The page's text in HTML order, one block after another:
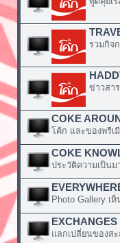
รวมกิจ
ข่าวสา
COKE
โค้ก และของพรีเ
COKE
ประวัติความเป็นม
Photo Gallery
EXCHANGES
แลกเปลี่ยนของส